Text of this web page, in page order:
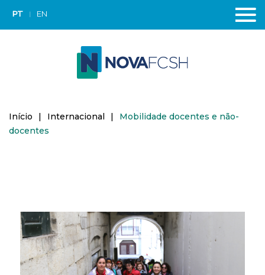
PT EN
Início | Internacional |
Mobilidade docentes e não-
docentes